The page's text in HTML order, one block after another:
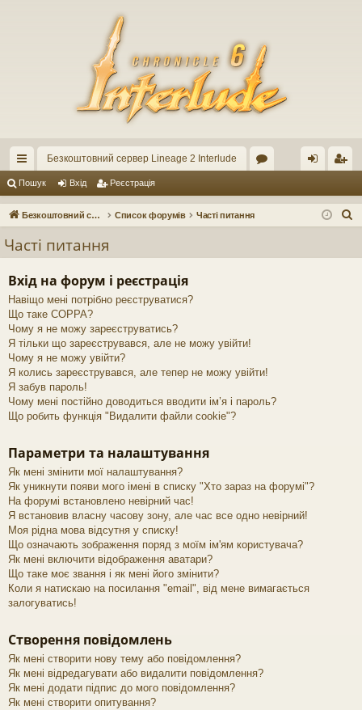
ви
дк
до
ст
уп
Безкоштовний сервер Lineage 2 Interlude
ум д ст
ці
Пошук Вхід Реєстрація
Безкоштовний сервер Lineage 2 Interlude Список форумів Часті питання
Часті питання
Вхід на форум і реєстрація
Навіщо мені потрібно реєструватися?
Що таке COPPA?
Чому я не можу зареєструватись?
Я тільки що зареєструвався, але не можу увійти!
Чому я не можу увійти?
Я колись зареєструвався, але тепер не можу увійти!
Я забув пароль!
Чому мені постійно доводиться вводити ім’я і пароль?
Що робить функція "Видалити файли cookie"?
Параметри та налаштування
Як мені змінити мої налаштування?
Як уникнути появи мого імені в списку "Хто зараз на форумі"?
На форумі встановлено невірний час!
Я встановив власну часову зону, але час все одно невірний!
Моя рідна мова відсутня у списку!
Що означають зображення поряд з моїм ім'ям користувача?
Як мені включити відображення аватари?
Що таке моє звання і як мені його змінити?
Коли я натискаю на посилання "email", від мене вимагається
залогуватись!
Створення повідомлень
Як мені створити нову тему або повідомлення?
Як мені відредагувати або видалити повідомлення?
Як мені додати підпис до мого повідомлення?
Як мені створити опитування?